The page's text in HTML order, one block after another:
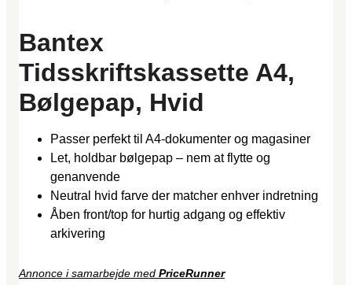
Bantex
Tidsskriftskassette A4,
Bølgepap, Hvid
Passer perfekt til A4-dokumenter og magasiner
Let, holdbar bølgepap – nem at flytte og
genanvende
Neutral hvid farve der matcher enhver indretning
Åben front/top for hurtig adgang og effektiv
arkivering
Annonce i samarbejde med PriceRunner